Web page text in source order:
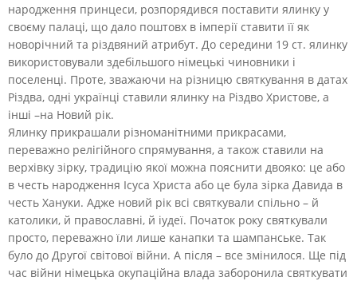
народження принцеси, розпорядився поставити ялинку у
своєму палаці, що дало поштовх в імперії ставити її як
новорічний та різдвяний атрибут. До середини 19 ст. ялинку
використовували здебільшого німецькі чиновники і
поселенці. Проте, зважаючи на різницю святкування в датах
Різдва, одні українці ставили ялинку на Різдво Христове, а
інші –на Новий рік.
Ялинку прикрашали різноманітними прикрасами,
переважно релігійного спрямування, а також ставили на
верхівку зірку, традицію якої можна пояснити двояко: це або
в честь народження Ісуса Христа або це була зірка Давида в
честь Хануки. Адже новий рік всі святкували спільно – й
католики, й православні, й іудеї. Початок року святкували
просто, переважно їли лише канапки та шампанське. Так
було до Другої світової війни. А після – все змінилося. Ще під
час війни німецька окупаційна влада заборонила святкувати